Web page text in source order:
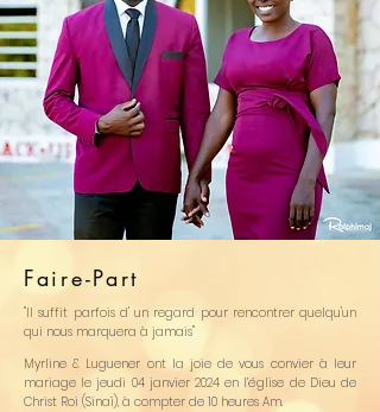
Faire-Part
"Il suffit parfois d' un regard pour rencontrer quelqu'un
qui nous marquera à jamais"
Myrline & Luguener ont la joie de vous convier à leur
mariage le jeudi 04 janvier 2024 en l’église de Dieu de
Christ Roi (Sinaï), à compter de 10 heures Am.